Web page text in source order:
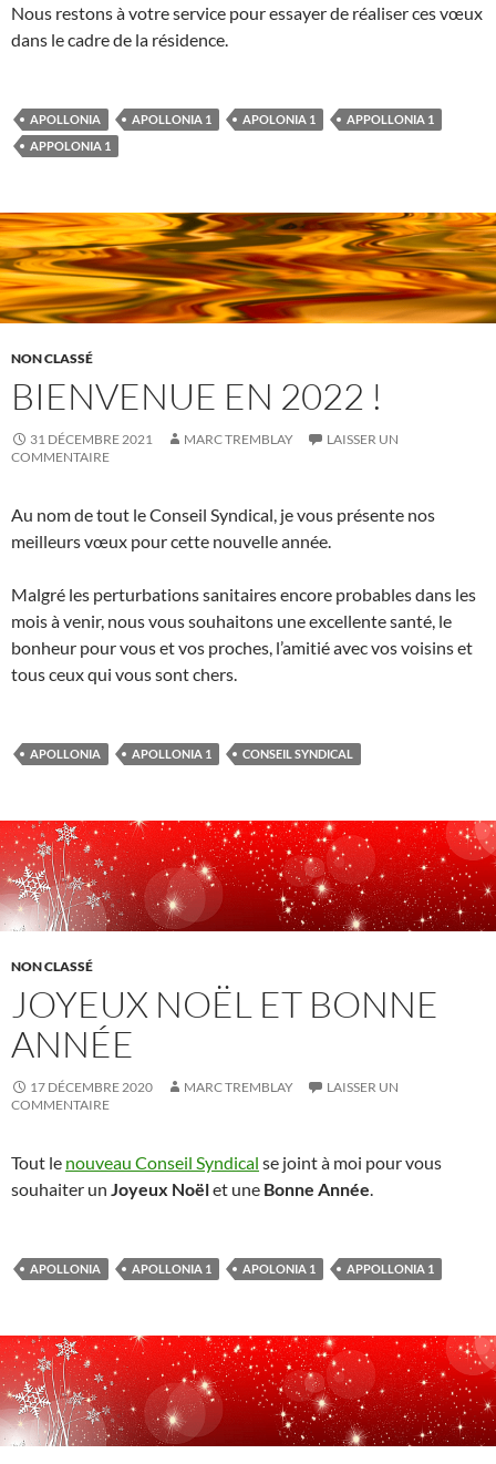
Nous restons à votre service pour essayer de réaliser ces vœux
dans le cadre de la résidence.
APOLLONIA APOLLONIA 1 APOLONIA 1
APPOLLONIA 1
APPOLONIA 1
NON CLASSÉ
BIENVENUE EN 2022 !
31 DÉCEMBRE 2021 MARC TREMBLAY
LAISSER UN
COMMENTAIRE
Au nom de tout le Conseil Syndical, je vous présente nos
meilleurs vœux pour cette nouvelle année.
Malgré les perturbations sanitaires encore probables dans les
mois à venir, nous vous souhaitons une excellente santé, le
bonheur pour vous et vos proches, l’amitié avec vos voisins et
tous ceux qui vous sont chers.
APOLLONIA APOLLONIA 1 CONSEIL SYNDICAL
NON CLASSÉ
JOYEUX NOËL ET BONNE
ANNÉE
17 DÉCEMBRE 2020 MARC TREMBLAY
LAISSER UN
COMMENTAIRE
Tout le nouveau Conseil Syndical se joint à moi pour vous
souhaiter un Joyeux Noëlet une Bonne Année.
APOLLONIA APOLLONIA 1 APOLONIA 1 APPOLLONIA 1